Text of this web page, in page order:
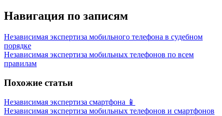
Навигация по записям
Независимая экспертиза мобильного телефона в судебном
порядке
Независимая экспертиза мобильных телефонов по всем
правилам
Похожие статьи
Независимая экспертиза смартфона 📱
Независимая экспертиза мобильных телефонов и смартфонов